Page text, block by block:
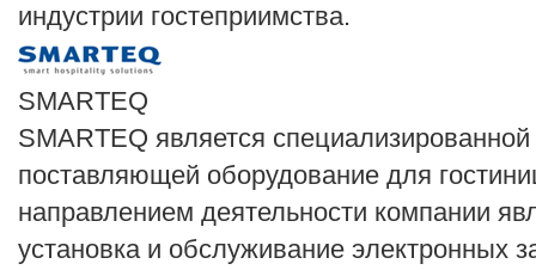
индустрии гостеприимства.
SMARTEQ
SMARTEQ является
поставляющей оборудование для
направлением деятельности компании
установка и обслуживание электронных